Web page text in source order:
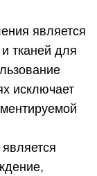
является
тканей для
исключает